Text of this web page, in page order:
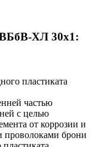
ХЛ 30х1:
пластиката
частью
с целью
от коррозии и
проволоками брони